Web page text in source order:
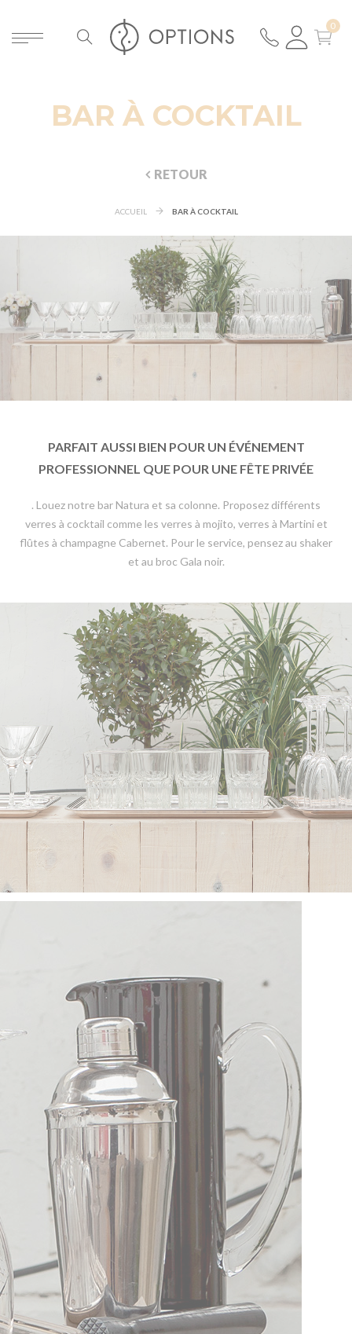
BAR À COCKTAIL
RETOUR
ACCUEIL BAR À COCKTAIL
PARFAIT AUSSI BIEN POUR UN ÉVÉNEMENT
PROFESSIONNEL QUE POUR UNE FÊTE PRIVÉE
. Louez notre bar Natura et sa colonne. Proposez différents
verres à cocktail comme les verres à mojito, verres à Martini et
flûtes à champagne Cabernet. Pour le service, pensez au shaker
et au broc Gala noir.